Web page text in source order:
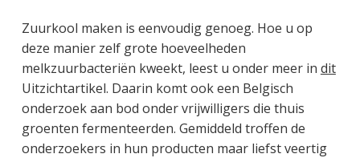
Zuurkool maken is eenvoudig genoeg. Hoe u op
deze manier zelf grote hoeveelheden
melkzuurbacteriën kweekt, leest u onder meer in dit
Uitzichtartikel. Daarin komt ook een Belgisch
onderzoek aan bod onder vrijwilligers die thuis
groenten fermenteerden. Gemiddeld troffen de
onderzoekers in hun producten maar liefst veertig